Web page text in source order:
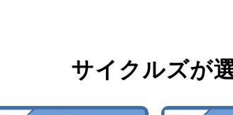
サイクルズが